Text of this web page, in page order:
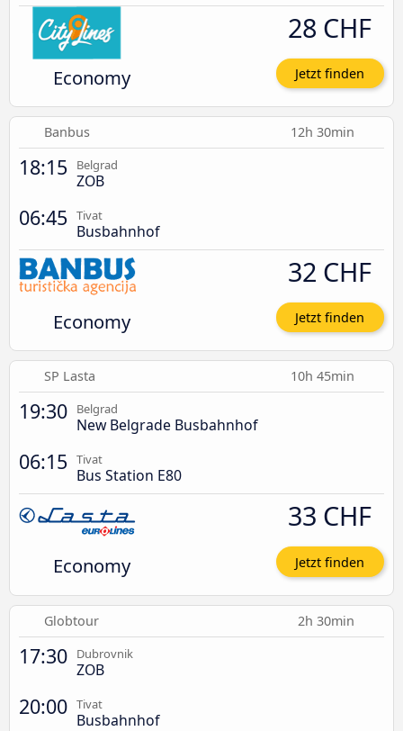
Economy
28 CHF
Jetzt finden
Banbus 12h 30min
18:15 Belgrad
ZOB
06:45 Tivat
Busbahnhof
Economy
32 CHF
Jetzt finden
SP Lasta 10h 45min
19:30 Belgrad
New Belgrade Busbahnhof
06:15 Tivat
Bus Station E80
Economy
33 CHF
Jetzt finden
Globtour 2h 30min
17:30 Dubrovnik
ZOB
20:00 Tivat
Busbahnhof